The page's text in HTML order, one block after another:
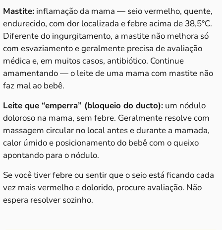
Mastite: inflamação da mama — seio vermelho, quente,
endurecido, com dor localizada e febre acima de 38,5°C.
Diferente do ingurgitamento, a mastite não melhora só
com esvaziamento e geralmente precisa de avaliação
médica e, em muitos casos, antibiótico. Continue
amamentando — o leite de uma mama com mastite não
faz mal ao bebê.
Leite que “emperra” (bloqueio do ducto): um nódulo
doloroso na mama, sem febre. Geralmente resolve com
massagem circular no local antes e durante a mamada,
calor úmido e posicionamento do bebê com o queixo
apontando para o nódulo.
Se você tiver febre ou sentir que o seio está ficando cada
vez mais vermelho e dolorido, procure avaliação. Não
espera resolver sozinho.